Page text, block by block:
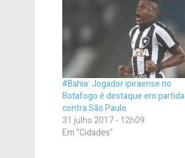
#Bahia: Jogador ipiraense no
Botafogo é destaque em partida
contra São Paulo
31 julho 2017 - 12h09
Em "Cidades"